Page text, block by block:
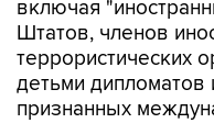
включая
Штатов, членов
террористических
детьми дипломатов
признанных